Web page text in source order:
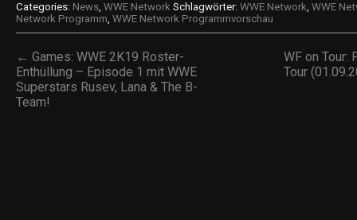
Categories: News, WWE Network Schlagwörter: WWE Network, WWE
Network Programm, WWE Network Programmvorschau
← Games: WWE 2K19 Roster-
Enthüllung – Episode 1 mit WWE
Superstars Rusev, Lana & The B-
Team!
WF on Tour:
Tour